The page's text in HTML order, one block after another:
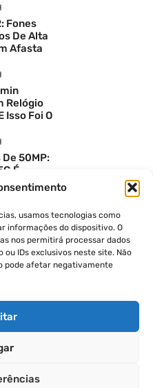
usamos tecnologias como
informações do dispositivo. O
nos permitirá processar dados
IDs exclusivos neste site. Não
pode afetar negativamente
Fones
De Alta
Afasta
Relógio
Isso Foi O
50MP:
É
O
O
S26 Ultra
No